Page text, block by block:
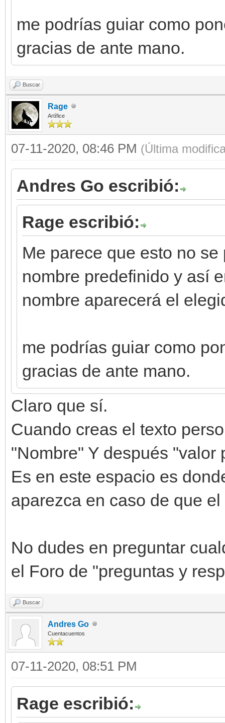
me podrías guiar como
gracias de ante mano.
Buscar
Rage
Artífice
07-11-2020, 08:46 PM (Última
Andres Go escribió:
Rage escribió:
Me parece que esto no
nombre predefinido y así
nombre aparecerá el
me podrías guiar como
gracias de ante mano.
Claro que sí.
Cuando creas el texto
"Nombre" Y después "valor
Es en este espacio es
aparezca en caso de que
No dudes en preguntar
el Foro de "preguntas y
Buscar
Andres Go
Cuentacuentos
07-11-2020, 08:51 PM
Rage escribió: